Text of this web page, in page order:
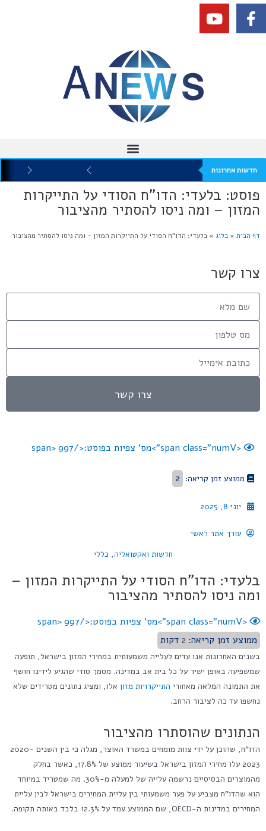
חדשות אחרונות
פוסט: בלעדי: הדו"ח הסודי על התייקרות
המזון – ומה ניסו להסתיר מהציבור
דף הבית » בלוג » בלעדי: הדו”ח הסודי על התייקרות המזון – ומה ניסו להסתיר מהציבור
<span class="numV">מס' צפיות בפוסט:</span> 997
ממוצע זמן קריאה: 2
יוני 8, 2025
עורך אתר ראשי
חדשות ואקטואליה, כללי
בלעדי: הדו"ח הסודי על התייקרות המזון –
ומה ניסו להסתיר מהציבור
<span class="numV">מס' צפיות בפוסט:</span>
997
ממוצע זמן קריאה: 2 דקות
בשנים האחרונות אנו עדים לעלייה משמעותית במחירי המזון בישראל, תופעה
שמשפיעה באופן ישיר על כל בית אב במדינה. מסמך סודי שהגיע לידינו חושף
את התמונה המלאה מאחורי התייקרויות מזון אלו, ומציג נתונים מטרידים שלא
נחשפו עד כה לציבור הרחב.
הנתונים שהוסתרו מהציבור
הדו"ח, שהוכן על ידי צוות מומחים במשרד האוצר, מגלה כי בין השנים 2020-
2023 עלו מחירי המזון בישראל בשיעור ממוצע של 17.8%, כאשר בחלק
מהמוצרים הבסיסיים נרשמה עלייה של למעלה מ-30%. מה שמטריד במיוחד
הוא שהדו"ח מצביע על פער משמעותי בין עליית המחירים בישראל לבין עליית
המחירים במדינות ה-OECD, שם הממוצע עמד על 12.3% בלבד באותה תקופה.
צרו קשר
צרו קשר